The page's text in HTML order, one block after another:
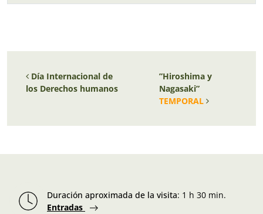
Navegación de entradas
Día Internacional de
los Derechos humanos
”Hiroshima y
Nagasaki”
TEMPORAL
Duración aproximada de la visita: 1 h 30 min.
Entradas